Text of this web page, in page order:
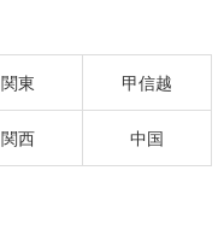
関東 甲信越
関西 中国